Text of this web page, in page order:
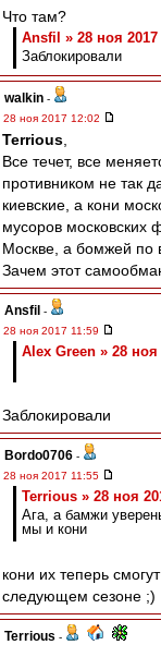
Что там?
Ansfil » 28 ноя 2017
Заблокировали
walkin -
28 ноя 2017 12:02
Terrious
Все течет, все
противником не так
киевские, а кони
мусоров московских
Москве, а бомжей по
Зачем этот
Ansfil -
28 ноя 2017 11:59
Alex Green » 28 ноя
Заблокировали
Bordo0706 -
28 ноя 2017 11:55
Terrious » 28 ноя
Ага, а бамжи
мы и кони
кони их теперь
следующем сезоне ;)
Terrious -